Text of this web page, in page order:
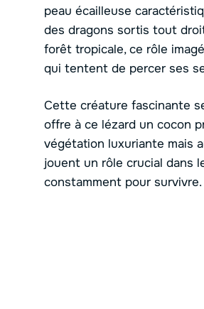
peau écailleuse
des dragons sortis tout
forêt tropicale, ce rôle
qui tentent de percer ses
Cette créature fascinante
offre à ce lézard un cocon
végétation luxuriante mais
jouent un rôle crucial dans
constamment pour survivre.